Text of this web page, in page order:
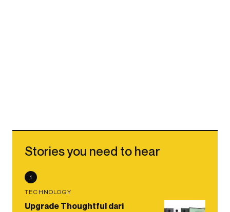
Stories you need to hear
1
TECHNOLOGY
Upgrade Thoughtful dari